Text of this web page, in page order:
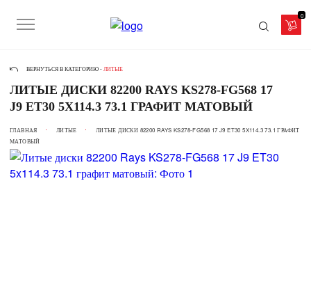
0
ВЕРНУТЬСЯ В КАТЕГОРИЮ - ЛИТЫЕ
ЛИТЫЕ ДИСКИ 82200 RAYS KS278-FG568 17
J9 ET30 5X114.3 73.1 ГРАФИТ МАТОВЫЙ
ГЛАВНАЯ ЛИТЫЕ
ЛИТЫЕ ДИСКИ 82200 RAYS KS278-FG568 17 J9 ET30 5X114.3 73.1 ГРАФИТ
МАТОВЫЙ